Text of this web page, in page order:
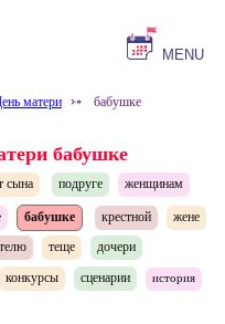
MENU
матери ⤐ бабушке
бабушке
сына подруге женщинам
бабушке крестной
жене
теще дочери
конкурсы сценарии история